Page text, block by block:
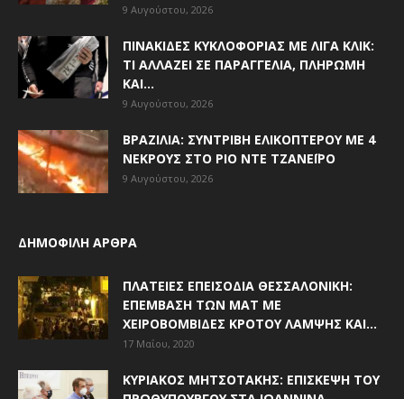
9 Αυγούστου, 2026
ΠΙΝΑΚΊΔΕΣ ΚΥΚΛΟΦΟΡΊΑΣ ΜΕ ΛΊΓΑ ΚΛΙΚ:
ΤΙ ΑΛΛΆΖΕΙ ΣΕ ΠΑΡΑΓΓΕΛΊΑ, ΠΛΗΡΩΜΉ
ΚΑΙ...
9 Αυγούστου, 2026
ΒΡΑΖΙΛΊΑ: ΣΥΝΤΡΙΒΉ ΕΛΙΚΟΠΤΈΡΟΥ ΜΕ 4
ΝΕΚΡΟΎΣ ΣΤΟ ΡΊΟ ΝΤΕ ΤΖΑΝΈΙΡΟ
9 Αυγούστου, 2026
ΔΗΜΟΦΙΛΗ ΑΡΘΡΑ
ΠΛΑΤΕΊΕΣ ΕΠΕΙΣΌΔΙΑ ΘΕΣΣΑΛΟΝΊΚΗ:
ΕΠΈΜΒΑΣΗ ΤΩΝ ΜΑΤ ΜΕ
ΧΕΙΡΟΒΟΜΒΊΔΕΣ ΚΡΌΤΟΥ ΛΆΜΨΗΣ ΚΑΙ...
17 Μαΐου, 2020
ΚΥΡΙΆΚΟΣ ΜΗΤΣΟΤΆΚΗΣ: ΕΠΊΣΚΕΨΗ ΤΟΥ